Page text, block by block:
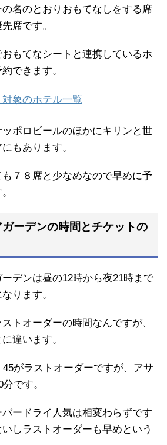
名のとおりおもてなしをする席
席です。
もてなシートと連携しているホ
できます。
象のホテル一覧
ポロビールのほかにキリンと世
もあります。
７８席と少なめなので早めに予
ーデンの時間とチケットの
デンは昼の12時から夜21時まで
ります。
トオーダーの時間なんですが、
違います。
がラストオーダーですが、アサ
です。
ードライ人気は相変わらずです
しラストオーダーも早めという